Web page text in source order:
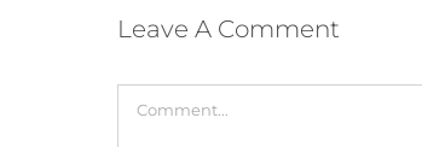
Leave A Comment